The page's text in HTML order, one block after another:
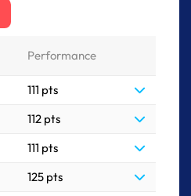
Performance
111 pts
112 pts
111 pts
125 pts